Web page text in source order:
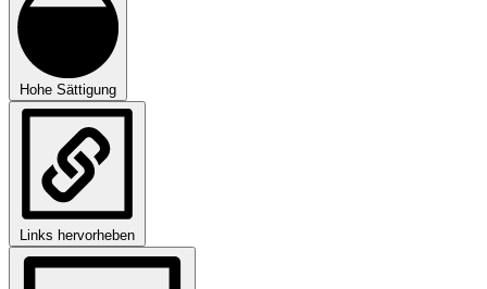
Hohe Sättigung
Links hervorheben